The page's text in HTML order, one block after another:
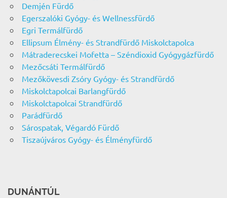
Demjén Fürdő
Egerszalóki Gyógy- és Wellnessfürdő
Egri Termálfürdő
Ellipsum Élmény- és Strandfürdő Miskolctapolca
Mátraderecskei Mofetta – Széndioxid Gyógygázfürdő
Mezőcsáti Termálfürdő
Mezőkövesdi Zsóry Gyógy- és Strandfürdő
Miskolctapolcai Barlangfürdő
Miskolctapolcai Strandfürdő
Parádfürdő
Sárospatak, Végardó Fürdő
Tiszaújváros Gyógy- és Élményfürdő
DUNÁNTÚL